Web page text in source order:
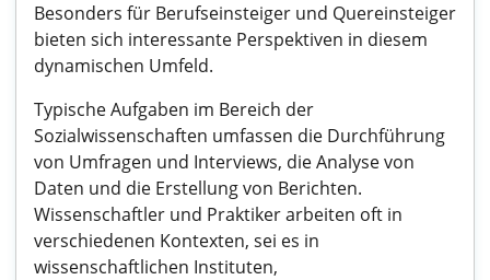
Besonders für Berufseinsteiger und Quereinsteiger
bieten sich interessante Perspektiven in diesem
dynamischen Umfeld.
Typische Aufgaben im Bereich der
Sozialwissenschaften umfassen die Durchführung
von Umfragen und Interviews, die Analyse von
Daten und die Erstellung von Berichten.
Wissenschaftler und Praktiker arbeiten oft in
verschiedenen Kontexten, sei es in
wissenschaftlichen Instituten,